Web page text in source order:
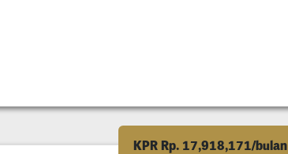
KPR Rp. 17,918,171/bulan